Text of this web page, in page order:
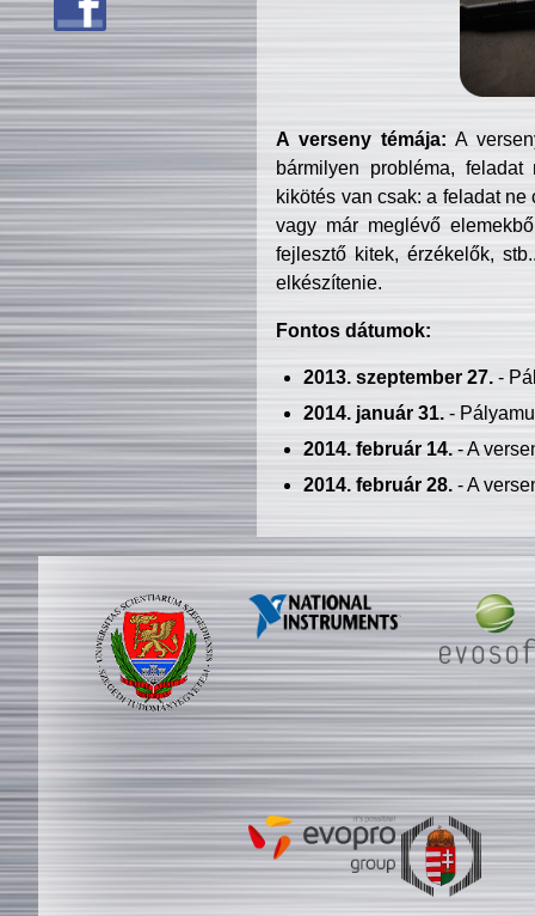
A verseny témája: A
bármilyen probléma, feladat
kikötés van csak: a feladat
vagy már meglévő
fejlesztő kitek, érzékelők,
elkészítenie.
Fontos dátumok:
2013. szeptember 27.-
2014. január 31.-
2014. február 14.- A
2014. február 28.- A